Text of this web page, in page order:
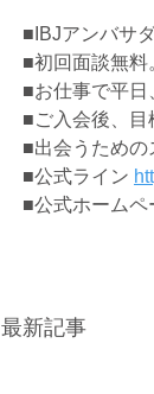
■IBJアンバサ
■初回面談無料
■お仕事で平日
■ご入会後、目
■出会うための
■公式ライン
■公式ホームペ
最新記事